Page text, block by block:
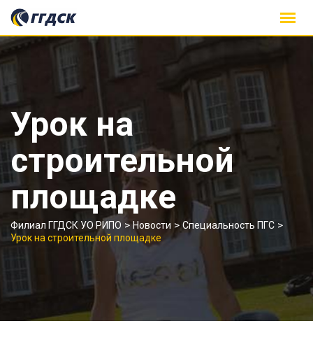
Skip
content
Урок на
строительной
площадке
Филиал ГГДСК УО РИПО >Новости >Специальность ПГС >
Урок на строительной площадке